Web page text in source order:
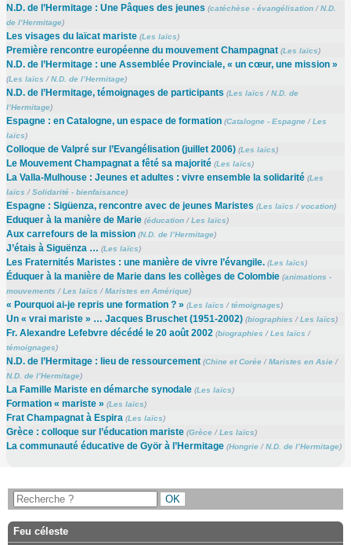
N.D. de l’Hermitage : Une Pâques des jeunes (catéchèse - évangélisation/N.D.
de l’Hermitage)
Les visages du laïcat mariste (Les laïcs)
Première rencontre européenne du mouvement Champagnat (Les laïcs)
N.D. de l’Hermitage : une Assemblée Provinciale, « un cœur, une mission »
(Les laïcs /N.D. de l’Hermitage)
N.D. de l’Hermitage, témoignages de participants (Les laïcs /N.D. de
l’Hermitage)
Espagne : en Catalogne, un espace de formation (Catalogne - Espagne/Les
laïcs)
Colloque de Valpré sur l’Evangélisation (juillet 2006) (Les laïcs)
Le Mouvement Champagnat a fêté sa majorité (Les laïcs)
La Valla-Mulhouse : Jeunes et adultes : vivre ensemble la solidarité (Les
laïcs /Solidarité - bienfaisance)
Espagne : Sigüenza, rencontre avec de jeunes Maristes (Les laïcs /vocation)
Eduquer à la manière de Marie (éducation/Les laïcs)
Aux carrefours de la mission (N.D. de l’Hermitage)
J’étais à Siguënza … (Les laïcs)
Les Fraternités Maristes : une manière de vivre l’évangile. (Les laïcs)
Éduquer à la manière de Marie dans les collèges de Colombie (animations -
mouvements /Les laïcs /Maristes en Amérique)
« Pourquoi ai-je repris une formation ? » (Les laïcs /témoignages)
Un « vrai mariste » … Jacques Bruschet (1951-2002) (biographies /Les laïcs)
Fr. Alexandre Lefebvre décédé le 20 août 2002 (biographies /Les laïcs /
témoignages)
N.D. de l’Hermitage : lieu de ressourcement (Chine et Corée/Maristes en Asie/
N.D. de l’Hermitage)
La Famille Mariste en démarche synodale (Les laïcs)
Formation « mariste » (Les laïcs)
Frat Champagnat à Espira (Les laïcs)
Grèce : colloque sur l’éducation mariste (Grèce/Les laïcs)
La communauté éducative de Györ à l’Hermitage (Hongrie/N.D. de l’Hermitage)
Feu céleste